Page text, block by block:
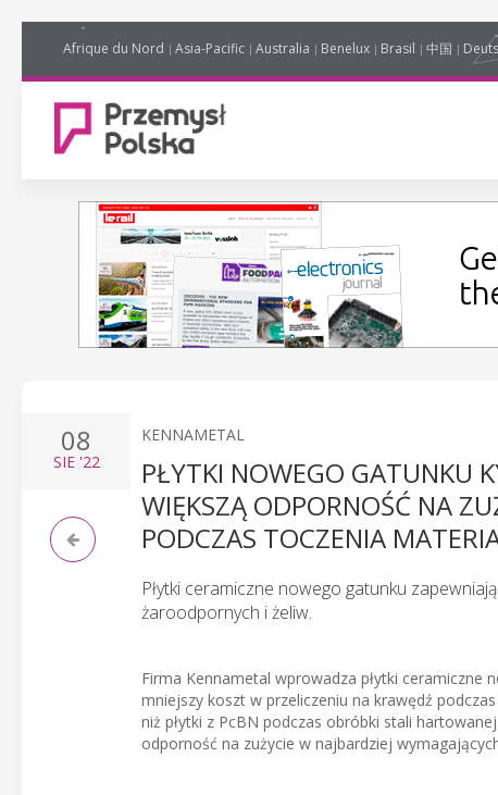
Afrique du Nord Asia-Pacific Australia Benelux Brasil 中国
08
SIE'22
KENNAMETAL
PŁYTKI NOWEGO GATUNKU
WIĘKSZĄ ODPORNOŚĆ NA
PODCZAS TOCZENIA
Płytki ceramiczne nowego gatunku
żaroodpornych i żeliw.
Firma Kennametal wprowadza płytki ceramiczne
mniejszy koszt w przeliczeniu na krawędź
niż płytki z PcBN podczas obróbki stali
odporność na zużycie w najbardziej